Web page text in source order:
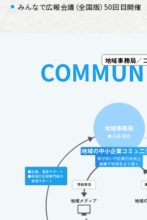
みんなで広報会議（全国版）50回目開催
地域事務局／